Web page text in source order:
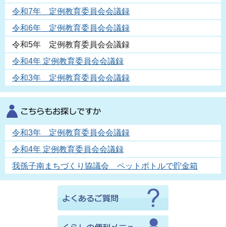
令和7年 定例教育委員会会議録
令和6年 定例教育委員会会議録
令和5年 定例教育委員会会議録
令和4年 定例教育委員会会議録
令和3年 定例教育委員会会議録
令和3年 定例教育委員会会議録
令和4年 定例教育委員会会議録
我孫子南まちづくり協議会 ペットボトルで貯金箱